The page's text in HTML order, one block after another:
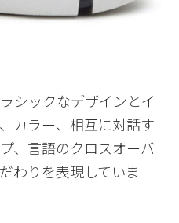
シックなデザインとイ
カラー、相互に対話す
、言語のクロスオーバ
わりを表現していま